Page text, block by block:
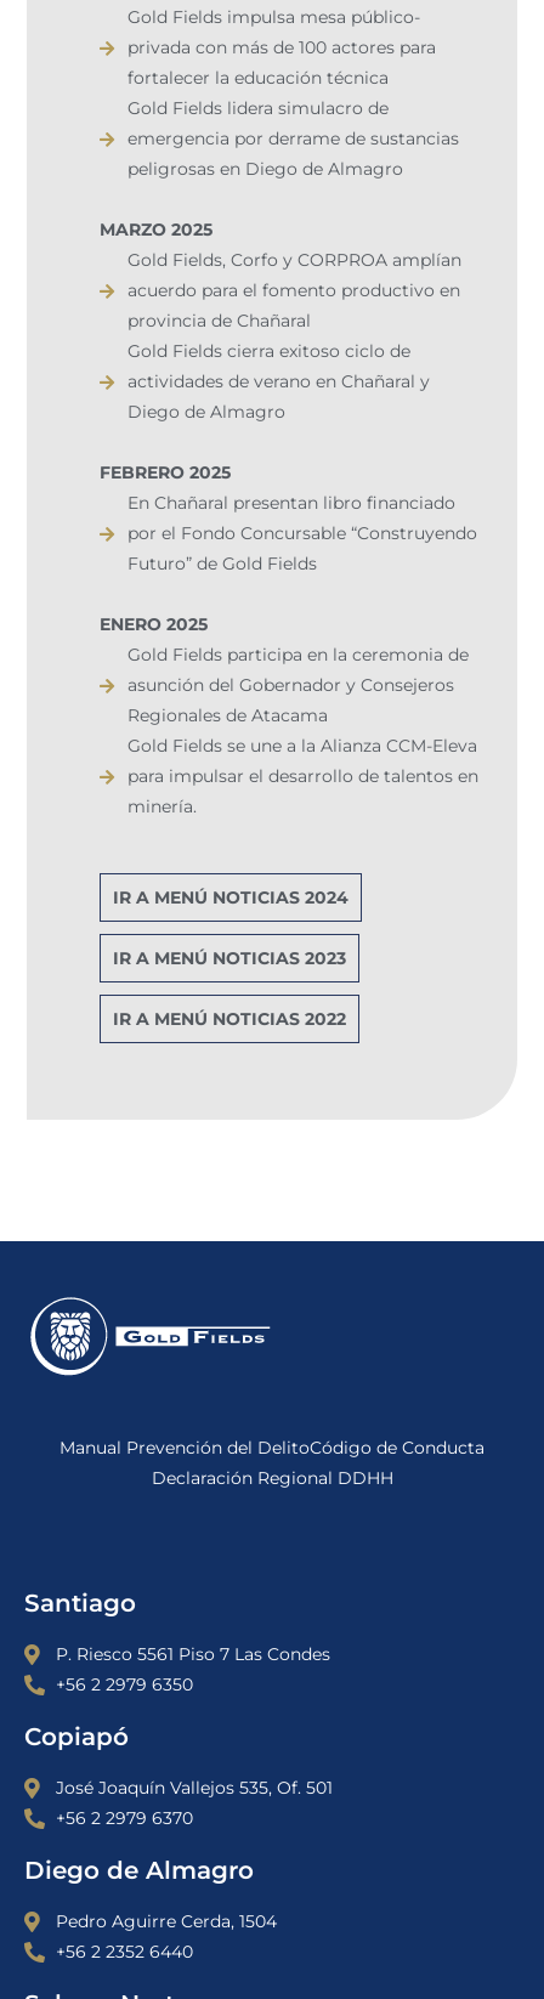
Gold Fields impulsa mesa público-
privada con más de 100 actores para
fortalecer la educación técnica
Gold Fields lidera simulacro de
emergencia por derrame de sustancias
peligrosas en Diego de Almagro
MARZO 2025
Gold Fields, Corfo y CORPROA amplían
acuerdo para el fomento productivo en
provincia de Chañaral
Gold Fields cierra exitoso ciclo de
actividades de verano en Chañaral y
Diego de Almagro
FEBRERO 2025
En Chañaral presentan libro financiado
por el Fondo Concursable “Construyendo
Futuro” de Gold Fields
ENERO 2025
Gold Fields participa en la ceremonia de
asunción del Gobernador y Consejeros
Regionales de Atacama
Gold Fields se une a la Alianza CCM-Eleva
para impulsar el desarrollo de talentos en
minería.
IR A MENÚ NOTICIAS 2024
IR A MENÚ NOTICIAS 2023
IR A MENÚ NOTICIAS 2022
Manual Prevención del DelitoCódigo de Conducta
Declaración Regional DDHH
Santiago
P. Riesco 5561 Piso 7 Las Condes
+56 2 2979 6350
Copiapó
José Joaquín Vallejos 535, Of. 501
+56 2 2979 6370
Diego de Almagro
Pedro Aguirre Cerda, 1504
+56 2 2352 6440